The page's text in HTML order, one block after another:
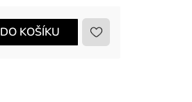
DO KOŠÍKU